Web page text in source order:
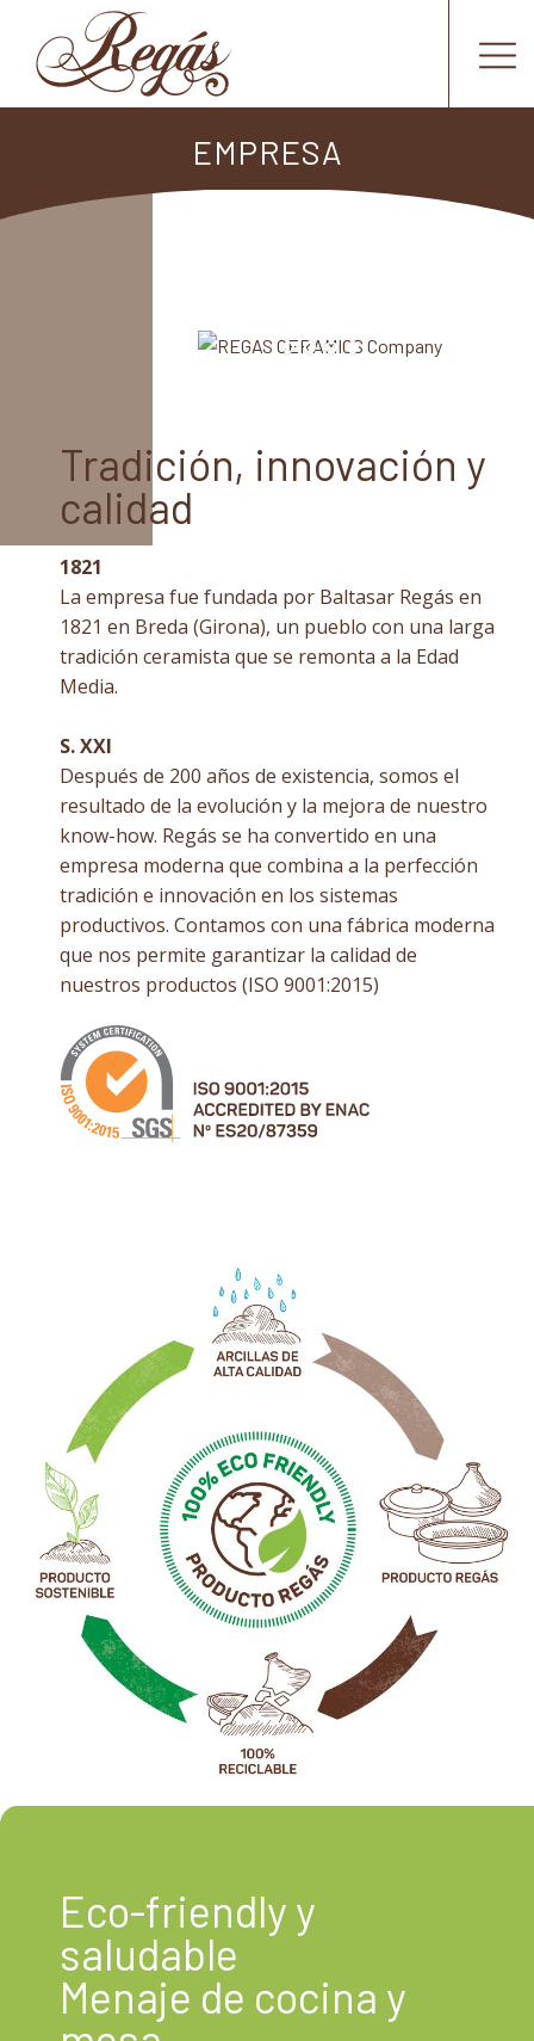
EMPRESA
Tradición, innovación y
calidad
1821
La empresa fue fundada por Baltasar Regás en
1821 en Breda (Girona), un pueblo con una larga
tradición ceramista que se remonta a la Edad
Media.
S. XXI
Después de 200 años de existencia, somos el
resultado de la evolución y la mejora de nuestro
know-how. Regás se ha convertido en una
empresa moderna que combina a la perfección
tradición e innovación en los sistemas
productivos. Contamos con una fábrica moderna
que nos permite garantizar la calidad de
nuestros productos (ISO 9001:2015)
Eco-friendly y
saludable
Menaje de cocina y